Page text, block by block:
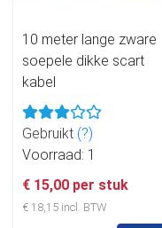
10 meter lange zware
soepele dikke scart
kabel
Gebruikt (?)
Voorraad: 1
€ 15,00 per stuk
€ 18,15 incl. BTW